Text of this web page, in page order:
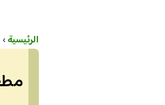
الرئيسية›